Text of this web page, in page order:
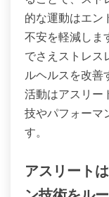
ります。
身体活動は
寄与するの
身体活動はメン
ることで、スト
不安を軽減しま
でさえストレ